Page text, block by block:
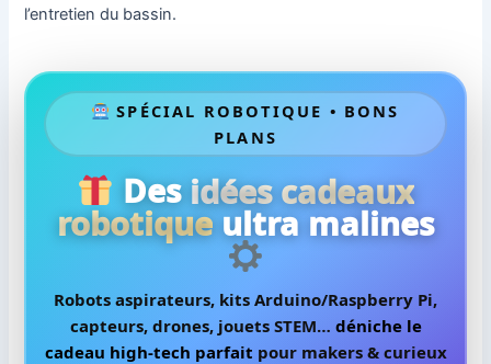
l’entretien du bassin.
SPÉCIAL ROBOTIQUE • BONS
PLANS
Desidées cadeaux
robotique ultra malines
Robots aspirateurs, kits Arduino/Raspberry Pi,
capteurs, drones, jouets STEM… déniche le
cadeau high-tech parfait pour makers & curieux